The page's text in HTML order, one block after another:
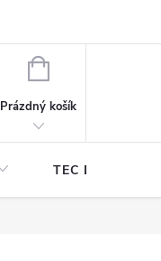
NÁKUPNÍ
Prázdný košík
TEC DIVE